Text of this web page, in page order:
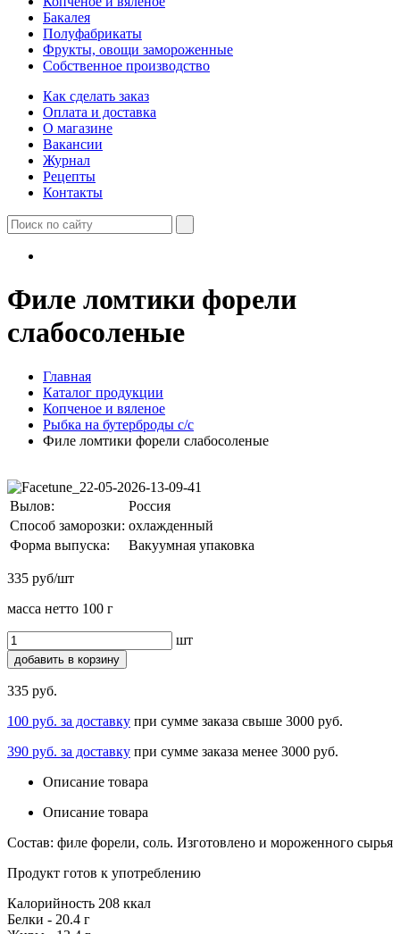
Бакалея
Полуфабрикаты
Фрукты, овощи замороженные
Собственное производство
Как сделать заказ
Оплата и доставка
О магазине
Вакансии
Журнал
Рецепты
Контакты
Филе ломтики форели
слабосоленые
Главная
Каталог продукции
Копченое и вяленое
Рыбка на бутерброды с/с
Филе ломтики форели слабосоленые
Вылов:
Россия
Способ заморозки: охлажденный
Форма выпуска:
Вакуумная упаковка
335 руб/шт
масса нетто 100 г
шт
добавить в корзину
335 руб.
100 руб. за доставку при сумме заказа свыше 3000 руб.
390 руб. за доставку при сумме заказа менее 3000 руб.
Описание товара
Описание товара
Состав: филе форели, соль. Изготовлено и мороженного сырья
Продукт готов к употреблению
Калорийность 208 ккал
Белки - 20.4 г